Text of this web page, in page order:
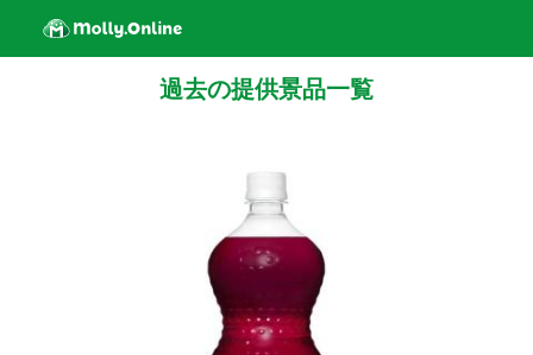
過去の提供景品一覧